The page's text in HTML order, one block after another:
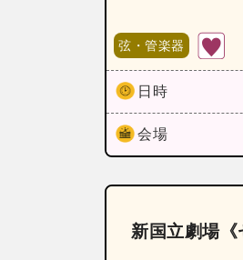
弦・管楽器
日時
会場
新国立劇場《